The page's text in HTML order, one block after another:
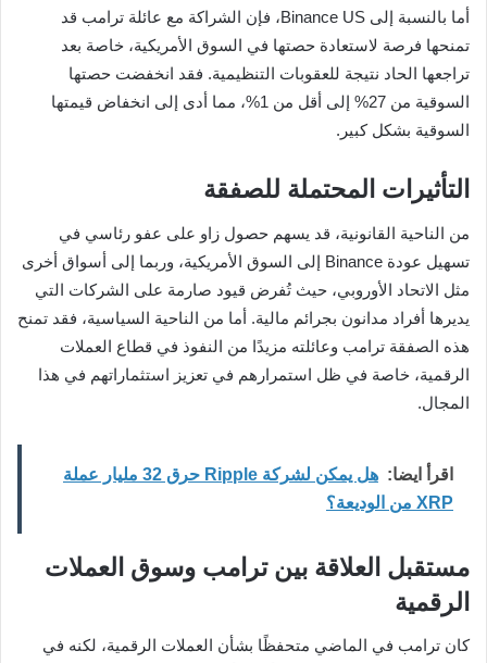
أما بالنسبة إلى Binance US، فإن الشراكة مع عائلة ترامب قد
تمنحها فرصة لاستعادة حصتها في السوق الأمريكية، خاصة بعد
تراجعها الحاد نتيجة للعقوبات التنظيمية. فقد انخفضت حصتها
السوقية من 27% إلى أقل من 1%، مما أدى إلى انخفاض قيمتها
السوقية بشكل كبير.
التأثيرات المحتملة للصفقة
من الناحية القانونية، قد يسهم حصول زاو على عفو رئاسي في
تسهيل عودة Binance إلى السوق الأمريكية، وربما إلى أسواق أخرى
مثل الاتحاد الأوروبي، حيث تُفرض قيود صارمة على الشركات التي
يديرها أفراد مدانون بجرائم مالية. أما من الناحية السياسية، فقد تمنح
هذه الصفقة ترامب وعائلته مزيدًا من النفوذ في قطاع العملات
الرقمية، خاصة في ظل استمرارهم في تعزيز استثماراتهم في هذا
المجال.
اقرأ ايضا:
هل يمكن لشركة Ripple حرق 32 مليار عملة
XRP من الوديعة؟
مستقبل العلاقة بين ترامب وسوق العملات
الرقمية
كان ترامب في الماضي متحفظًا بشأن العملات الرقمية، لكنه في